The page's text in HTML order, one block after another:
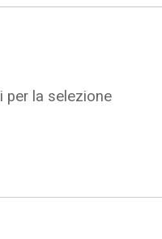
per la selezione